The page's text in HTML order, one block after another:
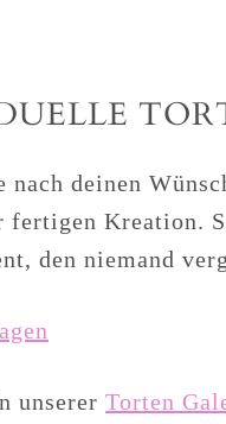
deinen
fertigen Kreation.
den niemand
unsererTorten